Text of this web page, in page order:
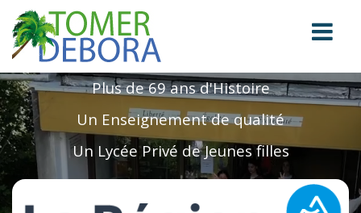
Plus de 69 ans d'Histoire
Un Enseignement de qualité
Un Lycée Privé de Jeunes filles